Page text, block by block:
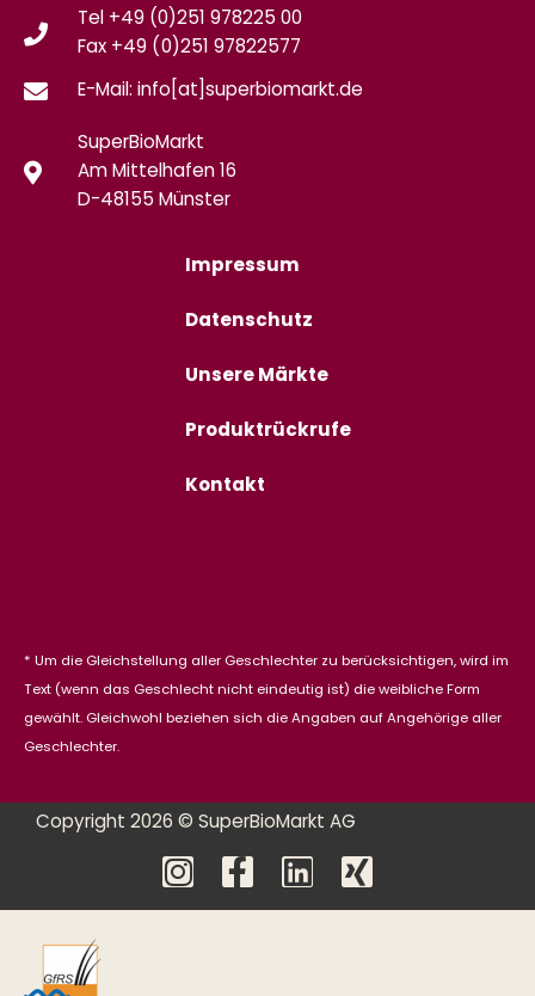
Tel +49 (0)251 978225 00
Fax +49 (0)251 97822577
E-Mail: info[at]superbiomarkt.de
SuperBioMarkt
Am Mittelhafen 16
D-48155 Münster
Impressum
Datenschutz
Unsere Märkte
Produktrückrufe
Kontakt
* Um die Gleichstellung aller Geschlechter zu berücksichtigen, wird im
Text (wenn das Geschlecht nicht eindeutig ist) die weibliche Form
gewählt. Gleichwohl beziehen sich die Angaben auf Angehörige aller
Geschlechter.
Copyright 2026 © SuperBioMarkt AG